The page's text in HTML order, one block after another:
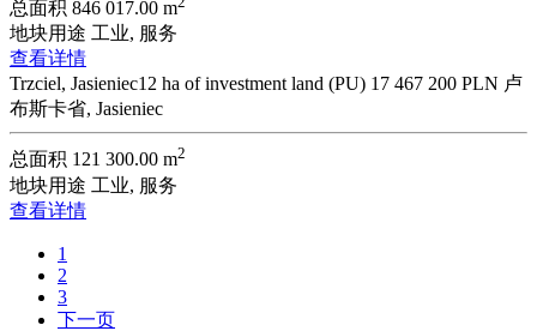
总面积 846 017.00 m
地块用途 工业, 服务
查看详情
Trzciel, Jasieniec12 ha of investment land (PU) 17 467 200 PLN 卢
布斯卡省, Jasieniec
总面积 121 300.00 m2
地块用途 工业, 服务
查看详情
1
2
3
下一页